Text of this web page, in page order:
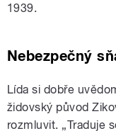
1939.
Nebezpečný
Lída si dobře
židovský původ
rozmluvit. „Traduje